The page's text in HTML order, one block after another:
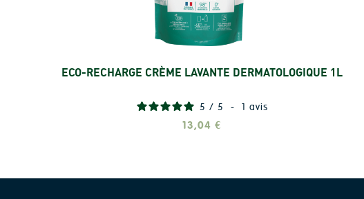
ECO-RECHARGE CRÈME LAVANTE DERMATOLOGIQUE 1L
Ajouter
5 / 5 - 1 avis
13,04 €